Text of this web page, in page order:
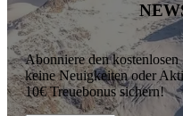
Abonniere den
keine Neuigkeiten oder
10€ Treuebonus sichern!